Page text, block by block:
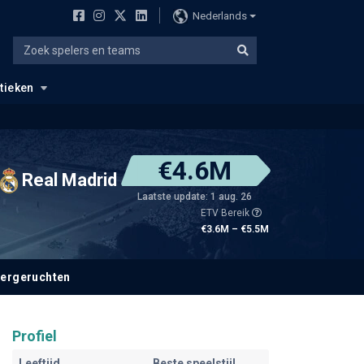
Nederlands
Real Madrid €4.6M
Laatste update: 1 aug. 26
ETV Bereik
€3.6M – €5.5M
Profiel